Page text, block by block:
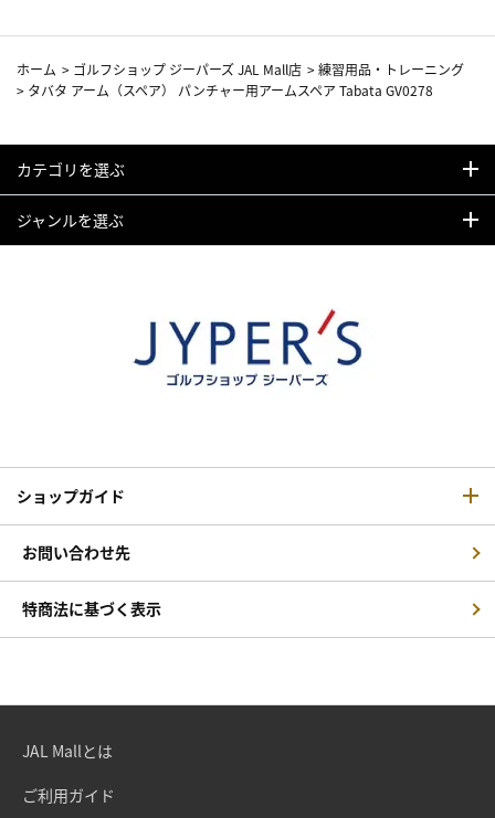
ホーム > ゴルフショップ ジーパーズ JAL Mall店 >練習用品・トレーニング
> タバタ アーム（スペア） パンチャー用アームスペア Tabata GV0278
カテゴリを選ぶ
ジャンルを選ぶ
ショップガイド
お問い合わせ先
特商法に基づく表示
JAL Mallとは
ご利用ガイド